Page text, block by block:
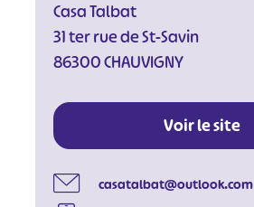
Casa Talbat
31 ter rue de St-Savin
86300 CHAUVIGNY
Voir le site
casatalbat@outlook.com